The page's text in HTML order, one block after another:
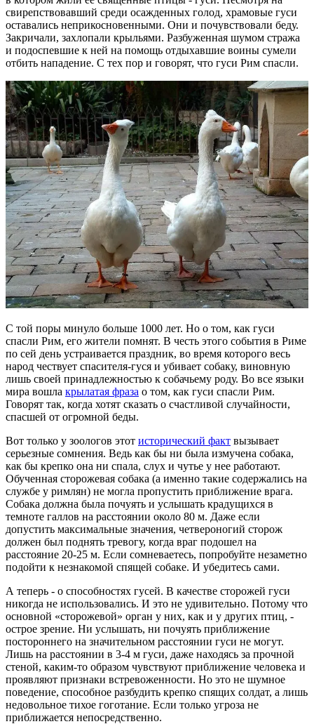
свирепствовавший среди осажденных голод, храмовые гуси
оставались неприкосновенными. Они и почувствовали беду.
Закричали, захлопали крыльями. Разбуженная шумом стража
и подоспевшие к ней на помощь отдыхавшие воины сумели
отбить нападение. С тех пор и говорят, что гуси Рим спасли.
С той поры минуло больше 1000 лет. Но о том, как гуси
спасли Рим, его жители помнят. В честь этого события в Риме
по сей день устраивается праздник, во время которого весь
народ чествует спасителя-гуся и убивает собаку, виновную
лишь своей принадлежностью к собачьему роду. Во все языки
мира вошла крылатая фраза о том, как гуси спасли Рим.
Говорят так, когда хотят сказать о счастливой случайности,
спасшей от огромной беды.
Вот только у зоологов этот исторический факт вызывает
серьезные сомнения. Ведь как бы ни была измучена собака,
как бы крепко она ни спала, слух и чутье у нее работают.
Обученная сторожевая собака (а именно такие содержались на
службе у римлян) не могла пропустить приближение врага.
Собака должна была почуять и услышать крадущихся в
темноте галлов на расстоянии около 80 м. Даже если
допустить максимальные значения, четвероногий сторож
должен был поднять тревогу, когда враг подошел на
расстояние 20-25 м. Если сомневаетесь, попробуйте незаметно
подойти к незнакомой спящей собаке. И убедитесь сами.
А теперь - о способностях гусей. В качестве сторожей гуси
никогда не использовались. И это не удивительно. Потому что
основной «сторожевой» орган у них, как и у других птиц, -
острое зрение. Ни услышать, ни почуять приближение
постороннего на значительном расстоянии гуси не могут.
Лишь на расстоянии в 3-4 м гуси, даже находясь за прочной
стеной, каким-то образом чувствуют приближение человека и
проявляют признаки встревоженности. Но это не шумное
поведение, способное разбудить крепко спящих солдат, а лишь
недовольное тихое гоготание. Если только угроза не
приближается непосредственно.